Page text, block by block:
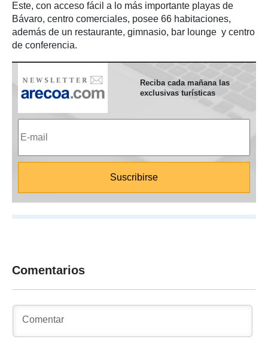
Este, con acceso fácil a lo más importante playas de
Bávaro, centro comerciales, posee 66 habitaciones,
además de un restaurante, gimnasio, bar lounge y centro
de conferencia.
Reciba cada mañana las
exclusivas turísticas
Comentarios